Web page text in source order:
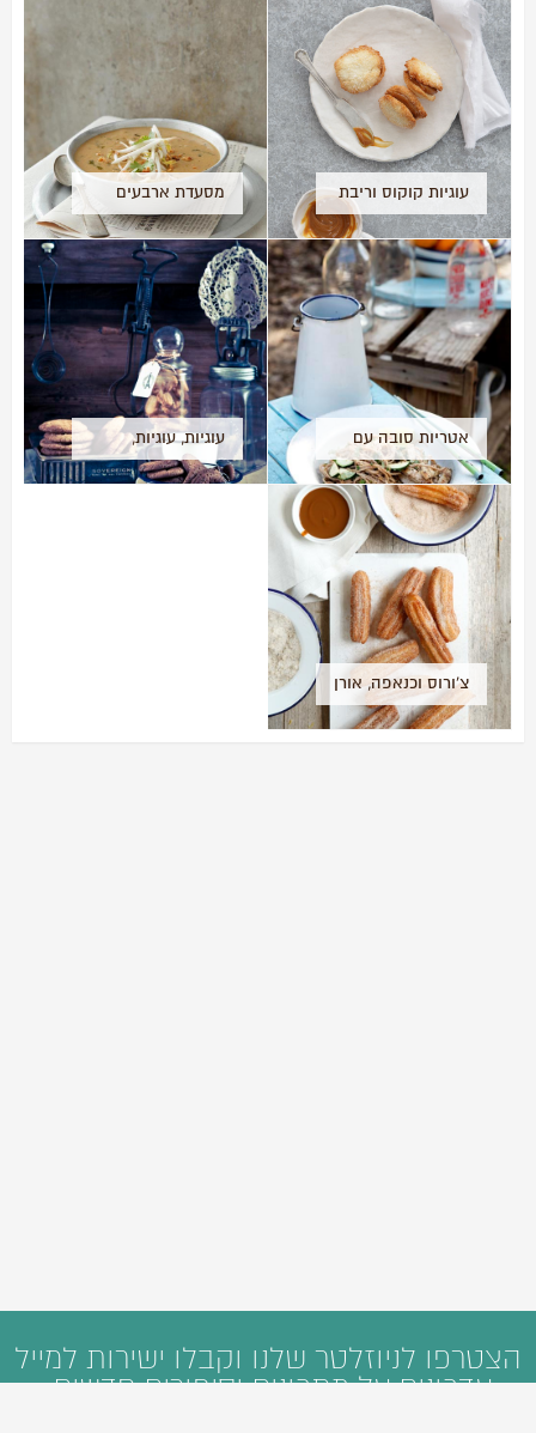
עוגיות קוקוס וריבת
חלב (לפסח)
מסעדת ארבעים
וארבע, הסוד
השמור ביותר בת"א
אטריות סובה עם
חמאת בוטנים
עוגיות, עוגיות,
עוגיות
צ'ורוס וכנאפה, אורן
דגן כפיר מתארח
הצטרפו לניוזלטר שלנו וקבלו ישירות למייל
עדכונים על מתכונים וסיפורים חדשים: